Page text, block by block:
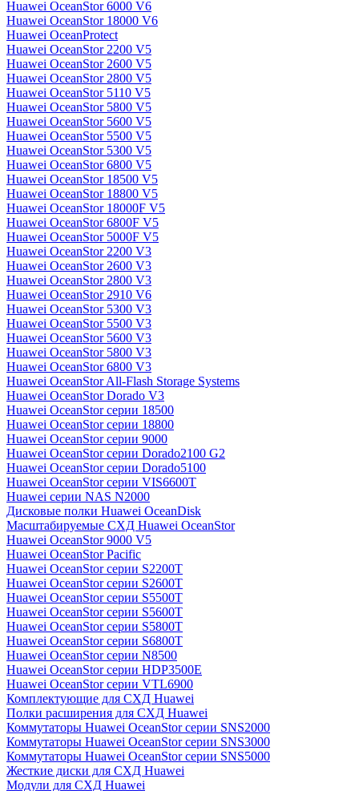
Huawei OceanStor 6000 V6
Huawei OceanStor 18000 V6
Huawei OceanProtect
Huawei OceanStor 2200 V5
Huawei OceanStor 2600 V5
Huawei OceanStor 2800 V5
Huawei OceanStor 5110 V5
Huawei OceanStor 5800 V5
Huawei OceanStor 5600 V5
Huawei OceanStor 5500 V5
Huawei OceanStor 5300 V5
Huawei OceanStor 6800 V5
Huawei OceanStor 18500 V5
Huawei OceanStor 18800 V5
Huawei OceanStor 18000F V5
Huawei OceanStor 6800F V5
Huawei OceanStor 5000F V5
Huawei OceanStor 2200 V3
Huawei OceanStor 2600 V3
Huawei OceanStor 2800 V3
Huawei OceanStor 2910 V6
Huawei OceanStor 5300 V3
Huawei OceanStor 5500 V3
Huawei OceanStor 5600 V3
Huawei OceanStor 5800 V3
Huawei OceanStor 6800 V3
Huawei OceanStor All-Flash Storage Systems
Huawei OceanStor Dorado V3
Huawei OceanStor серии 18500
Huawei OceanStor серии 18800
Huawei OceanStor серии 9000
Huawei OceanStor серии Dorado2100 G2
Huawei OceanStor серии Dorado5100
Huawei OceanStor серии VIS6600T
Huawei серии NAS N2000
Дисковые полки Huawei OceanDisk
Масштабируемые СХД Huawei OceanStor
Huawei OceanStor 9000 V5
Huawei OceanStor Pacific
Huawei OceanStor серии S2200T
Huawei OceanStor серии S2600T
Huawei OceanStor серии S5500T
Huawei OceanStor серии S5600T
Huawei OceanStor серии S5800T
Huawei OceanStor серии S6800T
Huawei OceanStor серии N8500
Huawei OceanStor серии HDP3500E
Huawei OceanStor серии VTL6900
Комплектующие для СХД Huawei
Полки расширения для СХД Huawei
Коммутаторы Huawei OceanStor серии SNS2000
Коммутаторы Huawei OceanStor серии SNS3000
Коммутаторы Huawei OceanStor серии SNS5000
Жесткие диски для СХД Huawei
Модули для СХД Huawei